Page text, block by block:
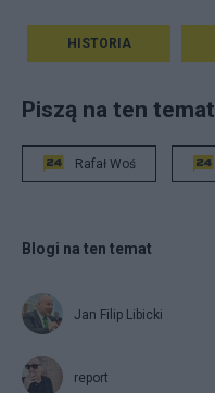
HISTORIA
Piszą na ten temat
Rafał Woś
Blogi na ten temat
Jan Filip Libicki
report